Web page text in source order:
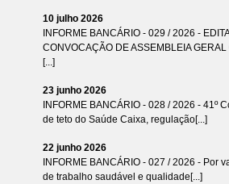
10 julho 2026
INFORME BANCÁRIO - 029 / 2026 -
CONVOCAÇÃO DE ASSEMBLEIA
[...]
23 junho 2026
INFORME BANCÁRIO - 028 / 2026 - 41º
de teto do Saúde Caixa, regulação[...]
22 junho 2026
INFORME BANCÁRIO - 027 / 2026 - Por
de trabalho saudável e qualidade[...]